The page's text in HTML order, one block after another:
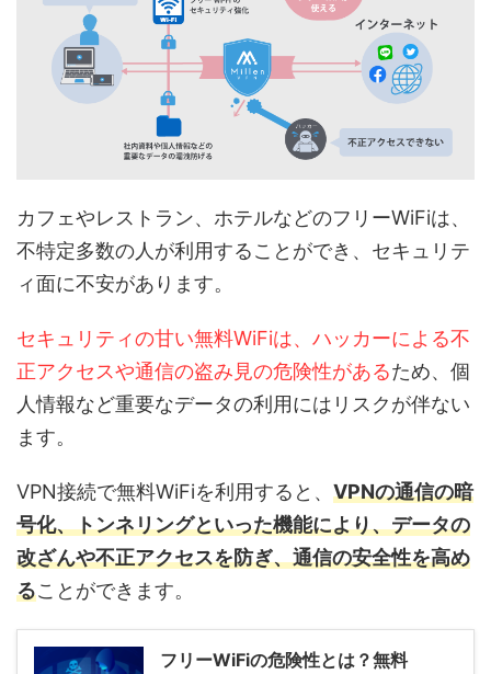
カフェやレストラン、ホテルなどのフリーWiFiは、
不特定多数の人が利用することができ、セキュリテ
ィ面に不安があります。
セキュリティの甘い無料WiFiは、ハッカーによる不
正アクセスや通信の盗み見の危険性があるため、個
人情報など重要なデータの利用にはリスクが伴ない
ます。
VPN接続で無料WiFiを利用すると、 VPNの通信の暗
号化、トンネリングといった機能により、データの
改ざんや不正アクセスを防ぎ、通信の安全性を高め
ることができます。
フリーWiFiの危険性とは？無料